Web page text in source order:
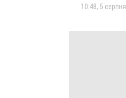
10:48, 5 серпня